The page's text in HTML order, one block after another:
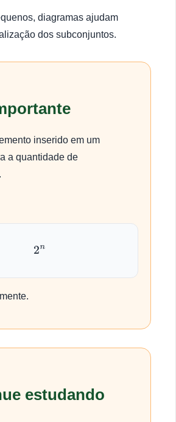
diagramas ajudam
dos subconjuntos.
inserido em um
a quantidade de
2n
estudando